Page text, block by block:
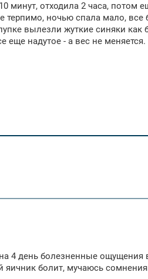
минут, отходила 2 часа, потом
терпимо, ночью спала мало, все
вылезли жуткие синяки как
еще надутое - а вес не меняется.
4 день болезненные ощущения
яичник болит, мучаюсь